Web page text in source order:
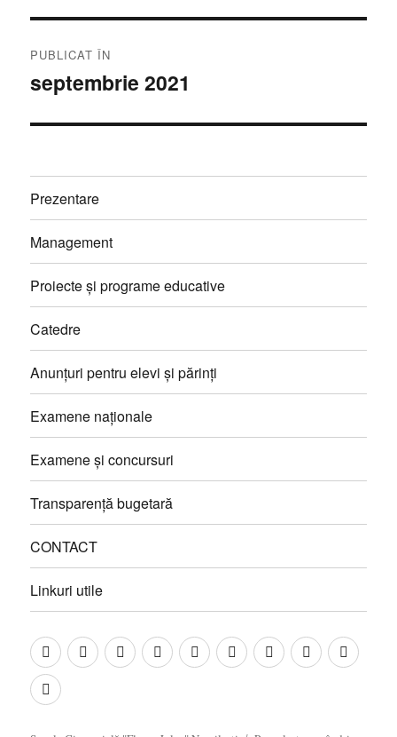
în
PUBLICAT ÎN
septembrie 2021
Prezentare
Management
Proiecte și programe educative
Catedre
Anunțuri pentru elevi și părinți
Examene naționale
Examene și concursuri
Transparență bugetară
CONTACT
Linkuri utile
PrezentareManagement
ProiecteCatedreAnunțuri
pentru
Examene
naționale
ExameneTransparență
bugetară
Linkuri